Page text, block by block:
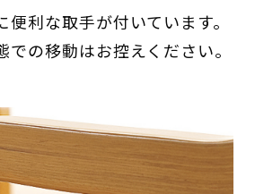
利な取手が付いています。
の移動はお控えください。